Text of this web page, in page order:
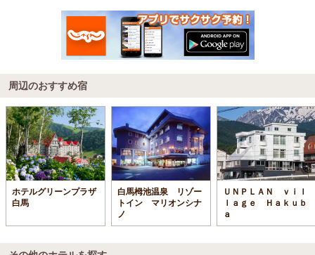
周辺のおすすめ宿
ホテルグリーンプラザ
白馬
白馬栂池温泉 リゾー
トイン マリオンシナ
ノ
ＵＮＰＬＡＮ ｖｉｌ
ｌａｇｅ Ｈａｋｕｂ
ａ